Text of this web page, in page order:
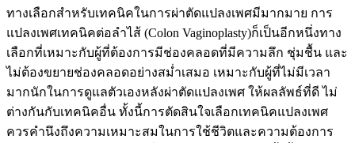
ทางเลือกสำหรับเทคนิคในการผ่าตัดแปลงเพศมีมากมาย การ
แปลงเพศเทคนิคต่อลำไส้ (Colon Vaginoplasty)ก็เป็นอีกหนึ่งทาง
เลือกที่เหมาะกับผู้ที่ต้องการมีช่องคลอดที่มีความลึก ชุ่มชื้น และ
ไม่ต้องขยายช่องคลอดอย่างสม่ำเสมอ เหมาะกับผู้ที่ไม่มีเวลา
มากนักในการดูแลตัวเองหลังผ่าตัดแปลงเพศ ให้ผลลัพธ์ที่ดี ไม่
ต่างกันกับเทคนิคอื่น ทั้งนี้การตัดสินใจเลือกเทคนิคแปลงเพศ
ควรคำนึงถึงความเหมาะสมในการใช้ชีวิตและความต้องการ